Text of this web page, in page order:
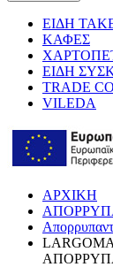
ΕΙΔΗ
ΚΑΦΕΣ
ΕΙΔΗ
TRADE
VILEDA
ΑΡΧΙΚΗ